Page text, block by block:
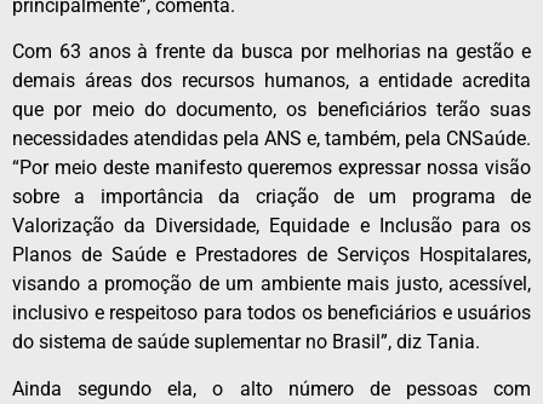
principalmente”, comenta.
Com 63 anos à frente da busca por melhorias na gestão e
demais áreas dos recursos humanos, a entidade acredita
que por meio do documento, os beneficiários terão suas
necessidades atendidas pela ANS e, também, pela CNSaúde.
“Por meio deste manifesto queremos expressar nossa visão
sobre a importância da criação de um programa de
Valorização da Diversidade, Equidade e Inclusão para os
Planos de Saúde e Prestadores de Serviços Hospitalares,
visando a promoção de um ambiente mais justo, acessível,
inclusivo e respeitoso para todos os beneficiários e usuários
do sistema de saúde suplementar no Brasil”, diz Tania.
Ainda segundo ela, o alto número de pessoas com